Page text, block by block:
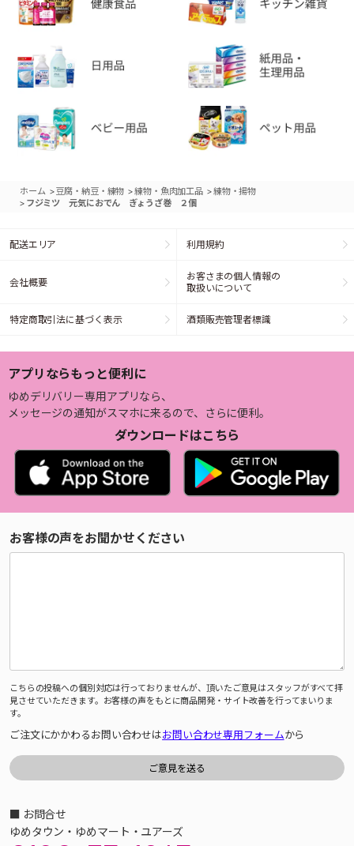
ホーム >豆腐・納豆・練物 >練物・魚肉加工品 >練物・揚物
> フジミツ 元気におでん ぎょうざ巻 ２個
配送エリア 利用規約
会社概要
お客さまの個人情報の
取扱いについて
特定商取引法に基づく表示 酒類販売管理者標識
アプリならもっと便利に
ゆめデリバリー専用アプリなら、
メッセージの通知がスマホに来るので、さらに便利。
ダウンロードはこちら
お客様の声をお聞かせください
こちらの投稿への個別対応は行っておりませんが、頂いたご意見はスタッフがすべて拝
見させていただきます。お客様の声をもとに商品開発・サイト改善を行ってまいりま
す。
ご注文にかかわるお問い合わせはお問い合わせ専用フォームから
■ お問合せ
ゆめタウン・ゆめマート・ユアーズ